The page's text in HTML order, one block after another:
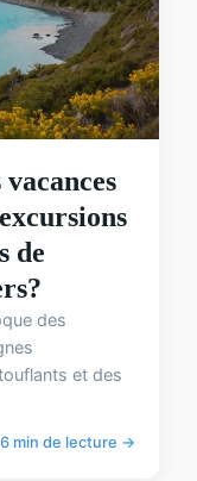
de
des
et des
6 min de lecture →